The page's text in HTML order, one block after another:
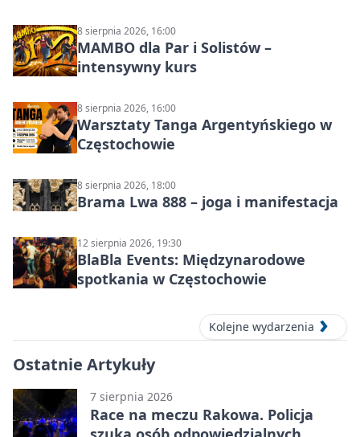
8 sierpnia 2026, 16:00
MAMBO dla Par i Solistów –
intensywny kurs
8 sierpnia 2026, 16:00
Warsztaty Tanga Argentyńskiego w
Częstochowie
8 sierpnia 2026, 18:00
Brama Lwa 888 – joga i manifestacja
12 sierpnia 2026, 19:30
BlaBla Events: Międzynarodowe
spotkania w Częstochowie
Kolejne wydarzenia
Ostatnie Artykuły
7 sierpnia 2026
Race na meczu Rakowa. Policja